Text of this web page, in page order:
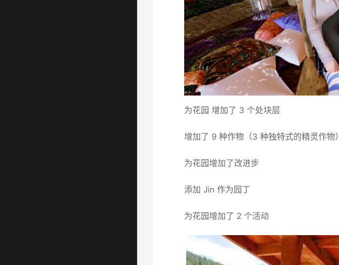
为花园 增加了 3 个处块层
增加了 9 种作物（3 种独特式的精灵作物）
为花园增加了改进步
添加 Jin 作为园丁
为花园增加了 2 个活动